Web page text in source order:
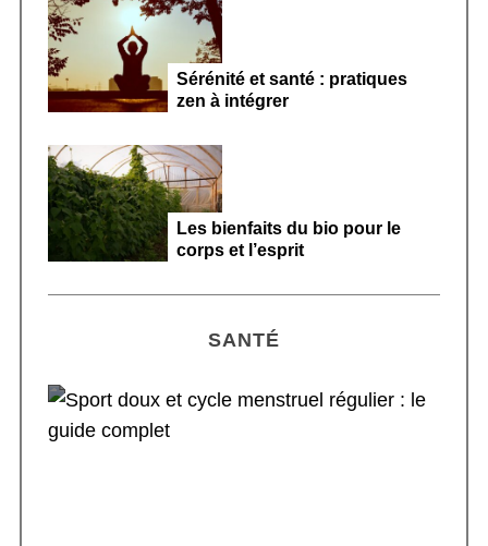
Sérénité et santé : pratiques
zen à intégrer
Les bienfaits du bio pour le
corps et l’esprit
SANTÉ